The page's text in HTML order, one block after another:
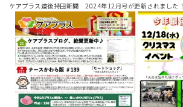
リクルート
お問い合わせ
体験希望
ケアプラス道後持田新聞 2024年12月号が更新されました！